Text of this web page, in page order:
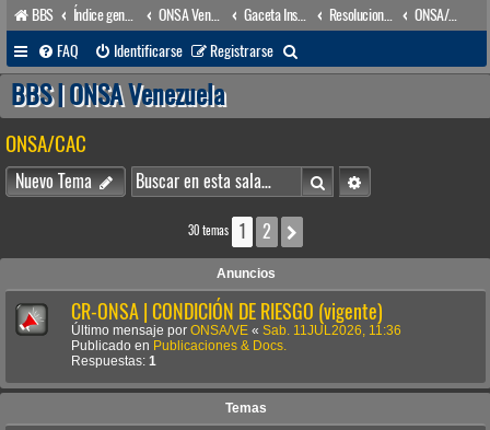
BBS Índice general ONSA Venezuela (acceso público) Gaceta Institucional Resoluciones
ONSA/CAC
FAQ
Identificarse Registrarse
u
a
r
BBS | ONSA Venezuela
ONSA/CAC
Nuevo Tema BuscarBúsqueda avanzada
30 temas 1 2
Anuncios
CR-ONSA | CONDICIÓN DE RIESGO (vigente)
Último mensaje por ONSA/VE « Sab. 11JUL2026, 11:36
Publicado en Publicaciones & Docs.
Respuestas: 1
Temas